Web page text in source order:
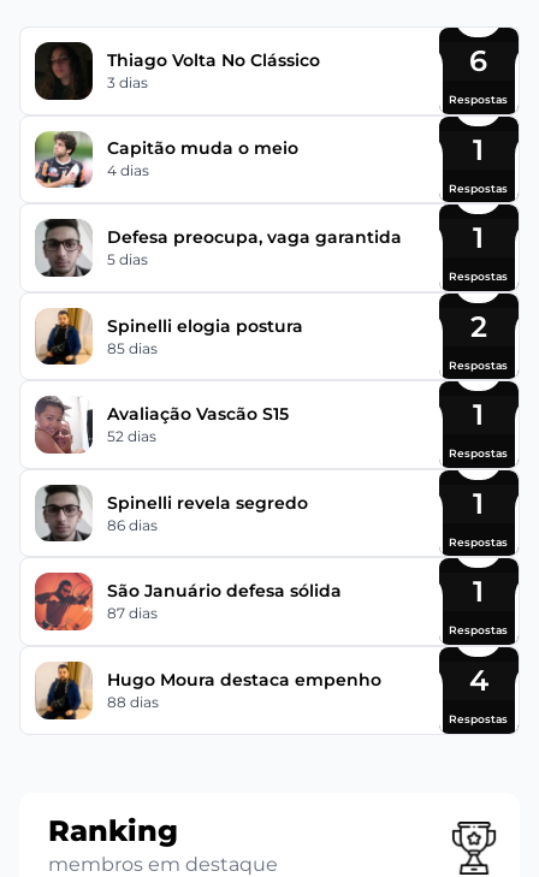
Thiago Volta No Clássico
3 dias
6
Respostas
Capitão muda o meio
4 dias
1
Respostas
Defesa preocupa, vaga garantida
5 dias
1
Respostas
Spinelli elogia postura
85 dias
2
Respostas
Avaliação Vascão S15
52 dias
1
Respostas
Spinelli revela segredo
86 dias
1
Respostas
São Januário defesa sólida
87 dias
1
Respostas
Hugo Moura destaca empenho
88 dias
4
Respostas
Ranking
membros em destaque